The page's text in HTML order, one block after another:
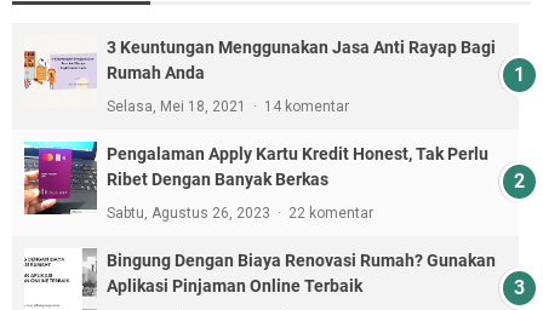
3 Keuntungan Menggunakan Jasa Anti Rayap Bagi
Rumah Anda
Selasa, Mei 18, 2021 14 komentar
Pengalaman Apply Kartu Kredit Honest, Tak Perlu
Ribet Dengan Banyak Berkas
Sabtu, Agustus 26, 2023 22 komentar
Bingung Dengan Biaya Renovasi Rumah? Gunakan
Aplikasi Pinjaman Online Terbaik